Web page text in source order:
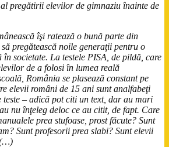
pregătirii elevilor de gimnaziu înainte de
îşi ratează o bună parte din
pregătească noile generaţii pentru o
societate. La testele PISA, de pildă, care
de a folosi în lumea reală
România se plasează constant pe
elevii români de 15 ani sunt analfabeţi
teste – adică pot citi un text, dar au mari
nu înţeleg deloc ce au citit, de fapt. Care
prea stufoase, prost făcute? Sunt
Sunt profesorii prea slabi? Sunt elevii
(…)